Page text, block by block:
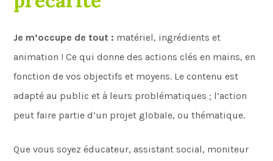
Je m’occupe de tout : matériel, ingrédients et
animation ! Ce qui donne des actions clés en mains, en
fonction de vos objectifs et moyens. Le contenu est
adapté au public et à leurs problématiques ; l’action
peut faire partie d’un projet globale, ou thématique.
Que vous soyez éducateur, assistant social, moniteur